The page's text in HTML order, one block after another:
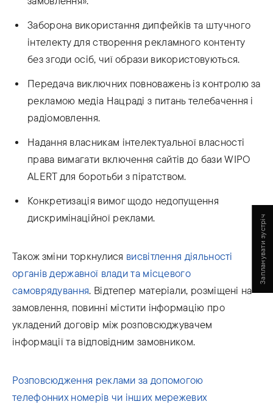
Заборона використання дипфейків та штучного
інтелекту для створення рекламного контенту
без згоди осіб, чиї образи використовуються.
Передача виключних повноважень із контролю за
рекламою медіа Нацраді з питань телебачення і
радіомовлення.
Надання власникам інтелектуальної власності
права вимагати включення сайтів до бази WIPO
ALERT для боротьби з піратством.
Конкретизація вимог щодо недопущення
дискримінаційної реклами.
Також зміни торкнулися висвітлення діяльності
органів державної влади та місцевого
самоврядування. Відтепер матеріали, розміщені на
замовлення, повинні містити інформацію про
укладений договір між розповсюджувачем
інформації та відповідним замовником.
Розповсюдження реклами за допомогою
телефонних номерів чи інших мережевих
Запланувати зустріч